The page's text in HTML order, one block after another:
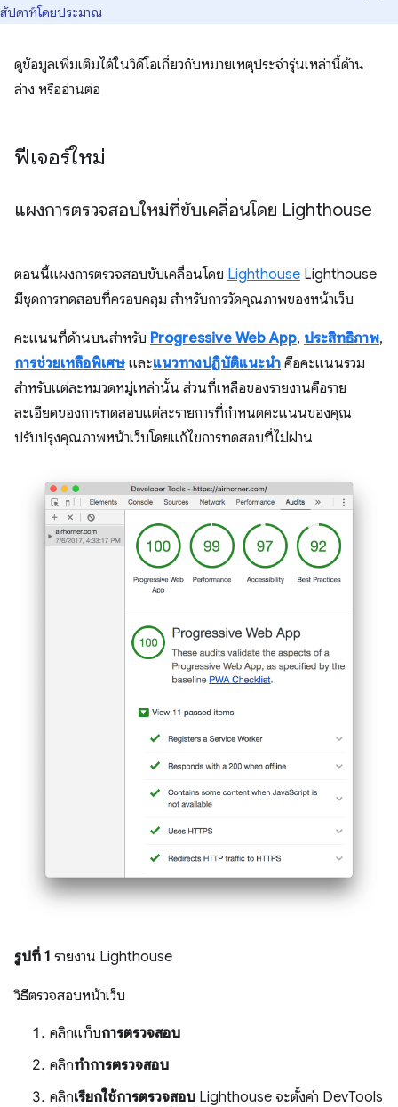
สัปดาห์โดยประมาณ
ดูข้อมูลเพิ่มเติมได้ในวิดีโอเกี่ยวกับหมายเหตุประจำรุ่นเหล่านี้ด้าน
ล่าง หรืออ่านต่อ
ฟีเจอร์ใหม่
แผงการตรวจสอบใหม่ที่ขับเคลื่อนโดย Lighthouse
ตอนนี้แผงการตรวจสอบขับเคลื่อนโดย Lighthouse Lighthouse
มีชุดการทดสอบที่ครอบคลุม สำหรับการวัดคุณภาพของหน้าเว็บ
คะแนนที่ด้านบนสำหรับ Progressive Web App, ประสิทธิภาพ,
การช่วยเหลือพิเศษ และแนวทางปฏิบัติแนะนำ คือคะแนนรวม
สำหรับแต่ละหมวดหมู่เหล่านั้น ส่วนที่เหลือของรายงานคือราย
ละเอียดของการทดสอบแต่ละรายการที่กำหนดคะแนนของคุณ
ปรับปรุงคุณภาพหน้าเว็บโดยแก้ไขการทดสอบที่ไม่ผ่าน
รูปที่ 1 รายงาน Lighthouse
วิธีตรวจสอบหน้าเว็บ
คลิกแท็บการตรวจสอบ
คลิกทำการตรวจสอบ
คลิกเรียกใช้การตรวจสอบ Lighthouse จะตั้งค่า DevTools